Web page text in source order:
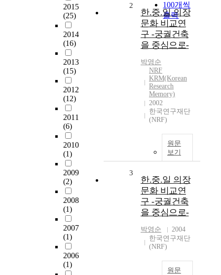
2015
(25)
2014
(16)
2013
(15)
2012
(12)
2011
(6)
2010
(1)
2009
(2)
2008
(1)
2007
(1)
2006
(1)
100개씩
출력
2
한.중.일 의장
문화 비교연
구 -궁궐건축
을 중심으로-
박영순
NRF
KRM(Korean
Research
Memory)
2002
한국연구재단
(NRF)
원문
보기
3
한.중.일 의장
문화 비교연
구 -궁궐건축
을 중심으로-
박영순
2004
한국연구재단
(NRF)
원문